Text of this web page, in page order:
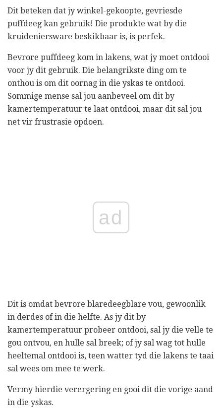
Dit beteken dat jy winkel-gekoopte, gevriesde
puffdeeg kan gebruik! Die produkte wat by die
kruideniersware beskikbaar is, is perfek.
Bevrore puffdeeg kom in lakens, wat jy moet ontdooi
voor jy dit gebruik. Die belangrikste ding om te
onthou is om dit oornag in die yskas te ontdooi.
Sommige mense sal jou aanbeveel om dit by
kamertemperatuur te laat ontdooi, maar dit sal jou
net vir frustrasie opdoen.
ad
Dit is omdat bevrore blaredeegblare vou, gewoonlik
in derdes of in die helfte. As jy dit by
kamertemperatuur probeer ontdooi, sal jy die velle te
gou ontvou, en hulle sal breek; of jy sal wag tot hulle
heeltemal ontdooi is, teen watter tyd die lakens te taai
sal wees om mee te werk.
Vermy hierdie verergering en gooi dit die vorige aand
in die yskas.